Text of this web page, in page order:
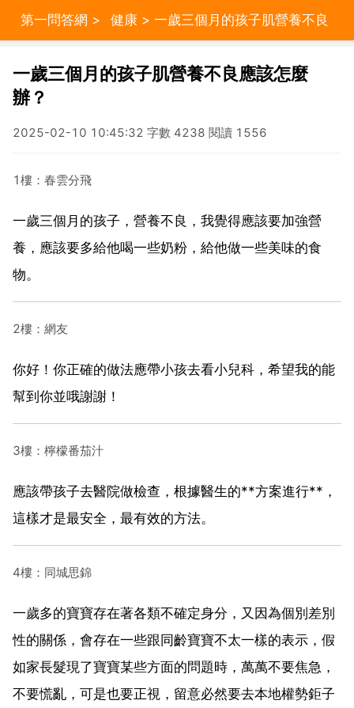
第一問答網 > 健康 > 一歲三個月的孩子肌營養不良
一歲三個月的孩子肌營養不良應該怎麼
辦？
2025-02-10 10:45:32 字數 4238 閱讀 1556
1樓：春雲分飛
一歲三個月的孩子，營養不良，我覺得應該要加強營
養，應該要多給他喝一些奶粉，給他做一些美味的食
物。
2樓：網友
你好！你正確的做法應帶小孩去看小兒科，希望我的能
幫到你並哦謝謝！
3樓：檸檬番茄汁
應該帶孩子去醫院做檢查，根據醫生的**方案進行**，
這樣才是最安全，最有效的方法。
4樓：同城思錦
一歲多的寶寶存在著各類不確定身分，又因為個別差別
性的關係，會存在一些跟同齡寶寶不太一樣的表示，假
如家長髮現了寶寶某些方面的問題時，萬萬不要焦急，
不要慌亂，可是也要正視，留意必然要去本地權勢鉅子